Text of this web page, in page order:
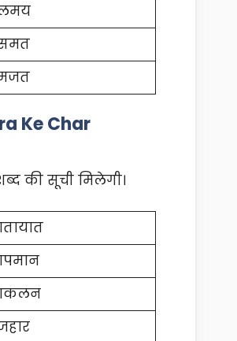
Ke Char
की सूची मिलेगी।